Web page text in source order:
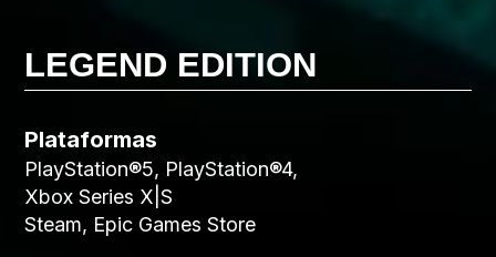
LEGEND EDITION
Plataformas
PlayStation®5, PlayStation®4,
Xbox Series X|S
Steam, Epic Games Store